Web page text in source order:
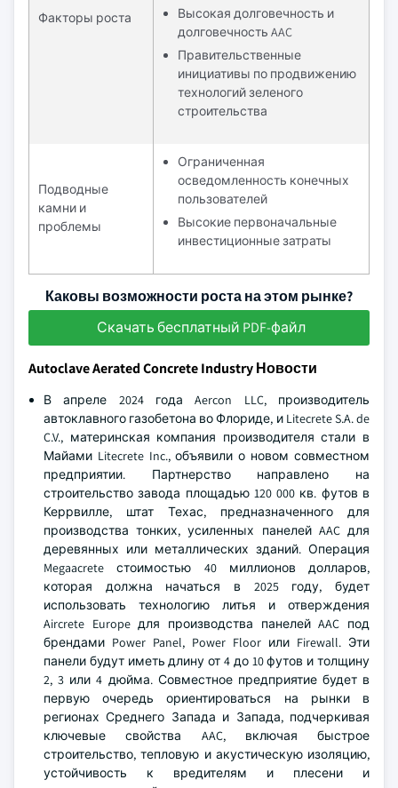
Факторы роста
Высокая долговечность и
долговечность AAC
Правительственные
инициативы по продвижению
технологий зеленого
строительства
Подводные
камни и
проблемы
Ограниченная
осведомленность конечных
пользователей
Высокие первоначальные
инвестиционные затраты
Каковы возможности роста на этом рынке?
Скачать бесплатный PDF-файл
Autoclave Aerated Concrete Industry Новости
В апреле 2024 года Aercon LLC, производитель
автоклавного газобетона во Флориде, и Litecrete S.A. de
C.V., материнская компания производителя стали в
Майами Litecrete Inc., объявили о новом совместном
предприятии. Партнерство направлено на
строительство завода площадью 120 000 кв. футов в
Керрвилле, штат Техас, предназначенного для
производства тонких, усиленных панелей AAC для
деревянных или металлических зданий. Операция
Megaacrete стоимостью 40 миллионов долларов,
которая должна начаться в 2025 году, будет
использовать технологию литья и отверждения
Aircrete Europe для производства панелей AAC под
брендами Power Panel, Power Floor или Firewall. Эти
панели будут иметь длину от 4 до 10 футов и толщину
2, 3 или 4 дюйма. Совместное предприятие будет в
первую очередь ориентироваться на рынки в
регионах Среднего Запада и Запада, подчеркивая
ключевые свойства AAC, включая быстрое
строительство, тепловую и акустическую изоляцию,
устойчивость к вредителям и плесени и